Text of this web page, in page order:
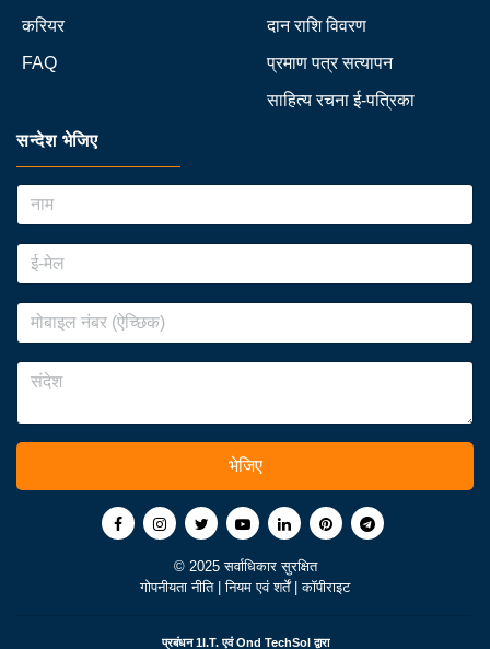
करियर
FAQ
दान राशि विवरण
प्रमाण पत्र सत्यापन
साहित्य रचना ई-पत्रिका
सन्देश भेजिए
भेजिए
© 2025 सर्वाधिकार सुरक्षित
गोपनीयता नीति |नियम एवं शर्तें |कॉपीराइट
प्रबंधन1I.T.एवंOnd TechSol द्वारा